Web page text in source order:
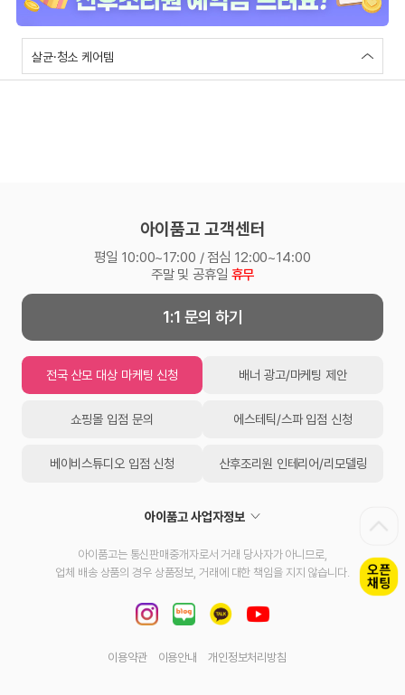
살균·청소 케어템
아이품고 고객센터
평일 10:00~17:00 / 점심 12:00~14:00
주말 및 공휴일 휴무
1:1 문의 하기
전국 산모 대상 마케팅 신청 배너 광고/마케팅 제안
쇼핑몰 입점 문의 에스테틱/스파 입점 신청
베이비스튜디오 입점 신청 산후조리원 인테리어/리모델링
아이품고 사업자정보
아이품고는 통신판매중개자로서 거래 당사자가 아니므로,
업체 배송 상품의 경우 상품정보, 거래에 대한 책임을 지지 않습니다.
이용약관 이용안내 개인정보처리방침